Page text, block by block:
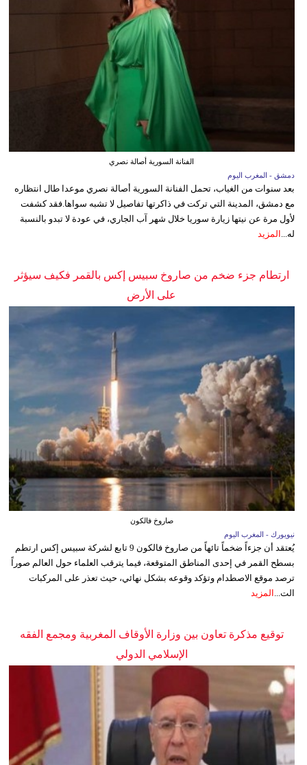
الفنانة السورية أصالة نصري
دمشق - المغرب اليوم
بعد سنوات من الغياب، تحمل الفنانة السورية أصالة نصري موعدا طال انتظاره
مع دمشق، المدينة التي تركت في ذاكرتها تفاصيل لا تشبه سواها.فقد كشفت
لأول مرة عن نيتها زيارة سوريا خلال شهر آب الجاري، في عودة لا تبدو بالنسبة
له... المزيد
ارتطام جزء ضخم من صاروخ سبيس إكس بالقمر فكيف سيؤثر
على الأرض
صاروخ فالكون
نيويورك - المغرب اليوم
يُعتقد أن جزءاً ضخماً تائهاً من صاروخ فالكون 9 تابع لشركة سبيس إكس ارتطم
بسطح القمر في إحدى المناطق المتوقعة، فيما يترقب العلماء حول العالم صوراً
ترصد موقع الاصطدام وتؤكد وقوعه بشكل نهائي، حيث تعذر على المركبات
الت...
المزيد
توقيع مذكرة تعاون بين وزارة الأوقاف المغربية ومجمع الفقه
الإسلامي الدولي